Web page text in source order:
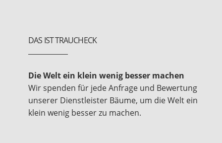
DAS IST TRAUCHECK
Die Welt ein klein wenig besser machen
Wir spenden für jede Anfrage und Bewertung
unserer Dienstleister Bäume, um die Welt ein
klein wenig besser zu machen.